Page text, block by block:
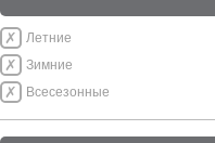
Летние
Зимние
Всесезонные